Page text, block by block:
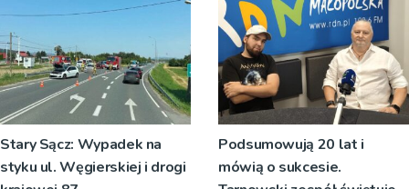
Stary Sącz: Wypadek na
styku ul. Węgierskiej i drogi
Podsumowują 20 lat i
mówią o sukcesie.